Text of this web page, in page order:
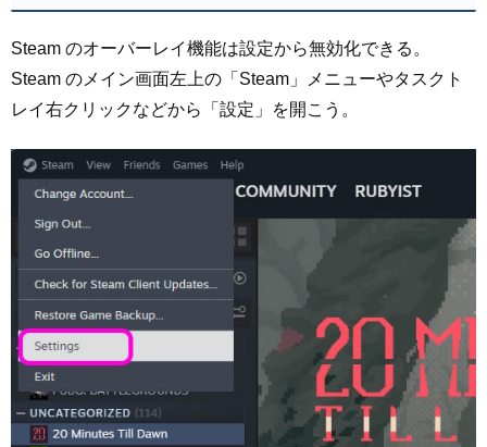
Steam のオーバーレイ機能は設定から無効化できる。
Steam のメイン画面左上の「Steam」メニューやタスクト
レイ右クリックなどから「設定」を開こう。